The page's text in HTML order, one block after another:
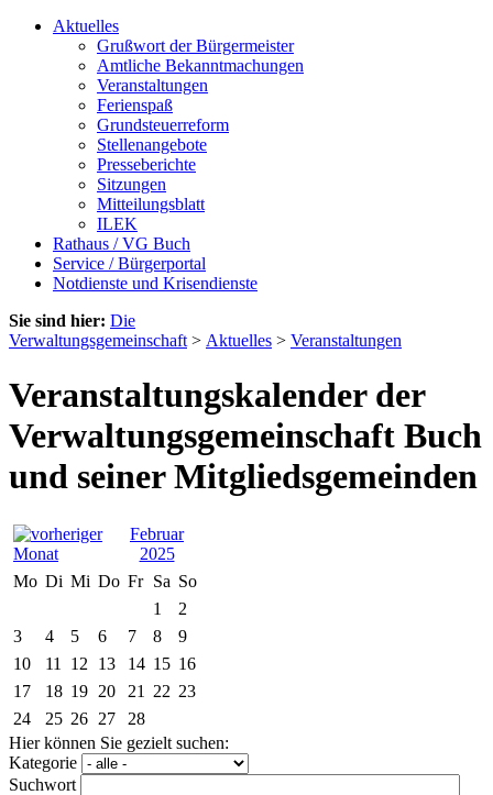
Aktuelles
Grußwort der Bürgermeister
Amtliche Bekanntmachungen
Veranstaltungen
Ferienspaß
Grundsteuerreform
Stellenangebote
Presseberichte
Sitzungen
Mitteilungsblatt
ILEK
Rathaus / VG Buch
Service / Bürgerportal
Notdienste und Krisendienste
Sie sind hier: Die
Verwaltungsgemeinschaft > Aktuelles > Veranstaltungen
Veranstaltungskalender der
Verwaltungsgemeinschaft Buch
und seiner Mitgliedsgemeinden
Februar
2025
Mo Di Mi Do Fr Sa So
1
2
3
4 5 6 7 8
9
10
11 12 13 14 15 16
17
18 19 20 21 22 23
24
25 26 27
28
Hier können Sie gezielt suchen:
Kategorie
Suchwort